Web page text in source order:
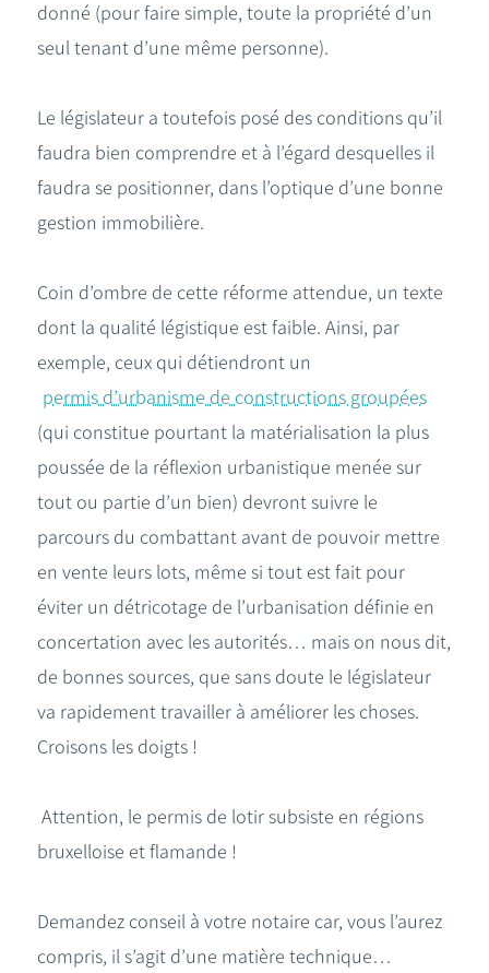
donné (pour faire simple, toute la propriété d’un
seul tenant d’une même personne).
Le législateur a toutefois posé des conditions qu’il
faudra bien comprendre et à l’égard desquelles il
faudra se positionner, dans l’optique d’une bonne
gestion immobilière.
Coin d’ombre de cette réforme attendue, un texte
dont la qualité légistique est faible. Ainsi, par
exemple, ceux qui détiendront un
permis d’urbanisme de constructions groupées
(qui constitue pourtant la matérialisation la plus
poussée de la réflexion urbanistique menée sur
tout ou partie d’un bien) devront suivre le
parcours du combattant avant de pouvoir mettre
en vente leurs lots, même si tout est fait pour
éviter un détricotage de l’urbanisation définie en
concertation avec les autorités… mais on nous dit,
de bonnes sources, que sans doute le législateur
va rapidement travailler à améliorer les choses.
Croisons les doigts !
Attention, le permis de lotir subsiste en régions
bruxelloise et flamande !
Demandez conseil à votre notaire car, vous l’aurez
compris, il s’agit d’une matière technique…